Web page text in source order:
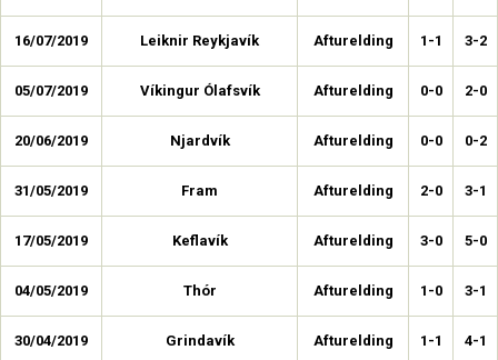
16/07/2019 Leiknir Reykjavík Afturelding 1-1 3-2
05/07/2019 Víkingur Ólafsvík Afturelding 0-0 2-0
20/06/2019 Njardvík Afturelding 0-0 0-2
31/05/2019 Fram Afturelding 2-0 3-1
17/05/2019 Keflavík Afturelding 3-0 5-0
04/05/2019 Thór Afturelding 1-0 3-1
30/04/2019 Grindavík Afturelding 1-1 4-1